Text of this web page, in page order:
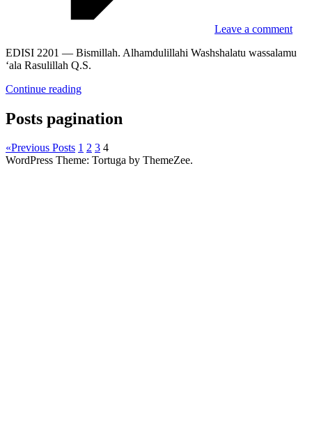
Leave a comment
EDISI 2201 — Bismillah. Alhamdulillahi Washshalatu wassalamu
‘ala Rasulillah Q.S.
Continue reading
Posts pagination
«Previous Posts 1 2 3 4
WordPress Theme: Tortuga by ThemeZee.